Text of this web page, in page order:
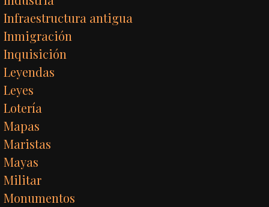
Infraestructura antigua
Inmigración
Inquisición
Leyendas
Leyes
Lotería
Mapas
Maristas
Mayas
Militar
Monumentos